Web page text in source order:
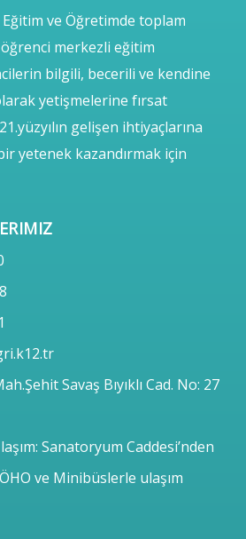
Eğitim ve Öğretimde toplam
merkezli eğitim
bilgili, becerili ve kendine
yetişmelerine fırsat
gelişen ihtiyaçlarına
yetenek kazandırmak için
Savaş Bıyıklı Cad. No: 27
Sanatoryum Caddesi’nden
ve Minibüslerle ulaşım